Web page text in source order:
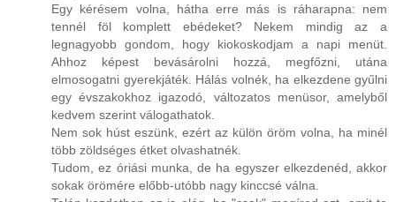
Egy kérésem volna, hátha erre más is ráharapna: nem
tennél föl komplett ebédeket? Nekem mindig az a
legnagyobb gondom, hogy kiokoskodjam a napi menüt.
Ahhoz képest bevásárolni hozzá, megfőzni, utána
elmosogatni gyerekjáték. Hálás volnék, ha elkezdene gyűlni
egy évszakokhoz igazodó, változatos menüsor, amelyből
kedvem szerint válogathatok.
Nem sok húst eszünk, ezért az külön öröm volna, ha minél
több zöldséges étket olvashatnék.
Tudom, ez óriási munka, de ha egyszer elkezdenéd, akkor
sokak örömére előbb-utóbb nagy kinccsé válna.